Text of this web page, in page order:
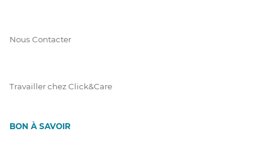
Nous Contacter
Travailler chez Click&Care
BON À SAVOIR